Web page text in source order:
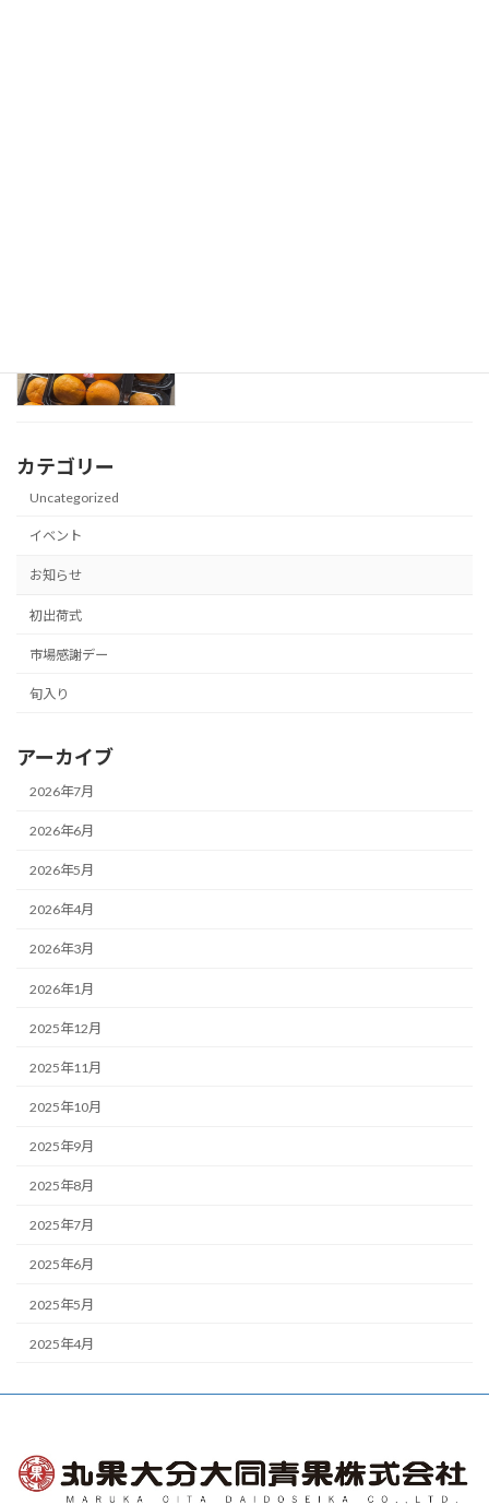
カテゴリー
Uncategorized
イベント
お知らせ
初出荷式
市場感謝デー
旬入り
アーカイブ
2026年7月
2026年6月
2026年5月
2026年4月
2026年3月
2026年1月
2025年12月
2025年11月
2025年10月
2025年9月
2025年8月
2025年7月
2025年6月
2025年5月
2025年4月